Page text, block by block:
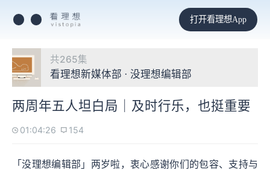
打开看理想App
共265集
看理想新媒体部 · 没理想编辑部
两周年五人坦白局｜及时行乐，也挺重要
01:04:26 154
「没理想编辑部」两岁啦，衷心感谢你们的包容、支持与